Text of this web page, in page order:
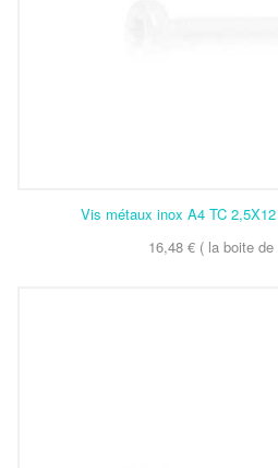
Vis métaux inox A4 TC
16,48 € ( la boite